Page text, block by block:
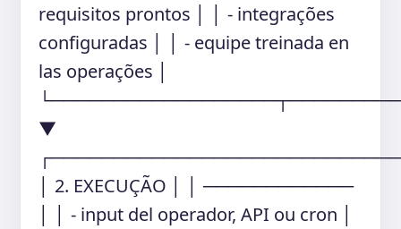
requisitos prontos │ │ - integrações
configuradas │ │ - equipe treinada en
las operações │
▼
│ 2. EXECUÇÃO │ │ ────────────
│ │ - input del operador, API ou cron │